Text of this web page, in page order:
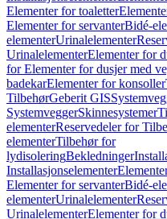
Elementer for toaletter
Elementer for servanterBidé-
elementerUrinalelementer
UrinalelementerElementer for
for Elementer for dusjer med
badekarElementer for konsoller
TilbehørGeberit GIS
SystemveggerSkinnesystemer
elementerReservedeler for
elementerTilbehør for
lydisoleringBekledninger
Installasjonselementer
Elementer for servanterBidé-
elementerUrinalelementer
UrinalelementerElementer for